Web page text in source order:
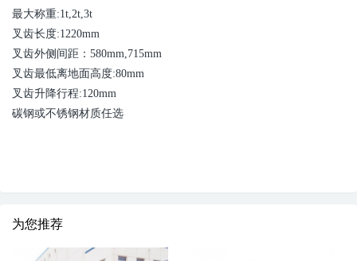
最大称重:1t,2t,3t
叉齿长度:1220mm
叉齿外侧间距：580mm,715mm
叉齿最低离地面高度:80mm
叉齿升降行程:120mm
碳钢或不锈钢材质任选
为您推荐